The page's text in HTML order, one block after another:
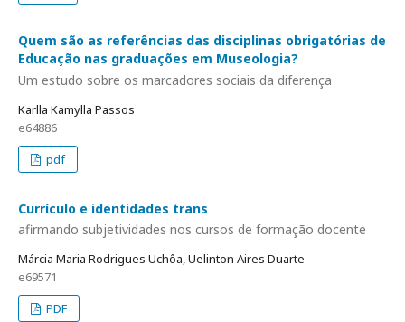
Quem são as referências das disciplinas obrigatórias de
Educação nas graduações em Museologia?
Um estudo sobre os marcadores sociais da diferença
Karlla Kamylla Passos
e64886
pdf
Currículo e identidades trans
afirmando subjetividades nos cursos de formação docente
Márcia Maria Rodrigues Uchôa, Uelinton Aires Duarte
e69571
PDF